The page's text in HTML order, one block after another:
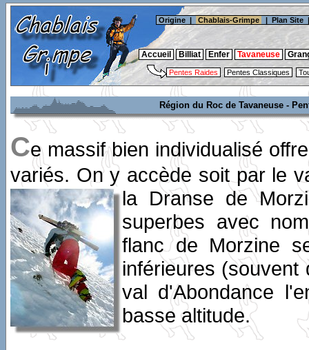
Origine | Chablais-Grimpe | Plan Site
Accueil Billiat Enfer Tavaneuse
Pentes Raides Pentes Classiques
Région du Roc de Tavaneuse -
Ce massif bien individualisé
variés. On y accède soit par le
la Dranse de
superbes avec
flanc de Morzine
inférieures (souvent
val d'Abondance
basse altitude.